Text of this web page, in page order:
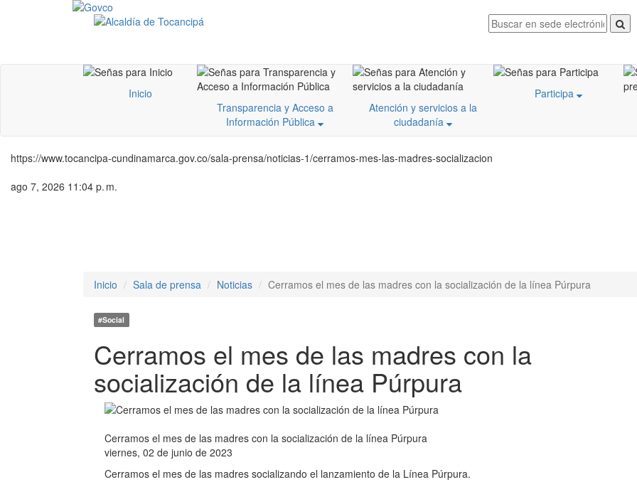
Inicio
Transparencia y Acceso a
Información Pública
Atención y servicios a la
ciudadanía
Participa
https://www.tocancipa-cundinamarca.gov.co/sala-prensa/noticias-1/cerramos-mes-las-madres-socializacion
ago 7, 2026 11:04 p. m.
Inicio Sala de prensa Noticias Cerramos el mes de las madres con la socialización de la línea Púrpura
#Social
Cerramos el mes de las madres con la
socialización de la línea Púrpura
Cerramos el mes de las madres con la socialización de la línea Púrpura
viernes, 02 de junio de 2023
Cerramos el mes de las madres socializando el lanzamiento de la Línea Púrpura.